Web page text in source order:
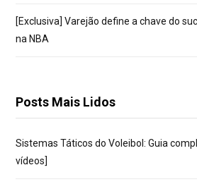
[Exclusiva] Varejão define a chave do
na NBA
Posts Mais Lidos
Sistemas Táticos do Voleibol: Guia
vídeos]